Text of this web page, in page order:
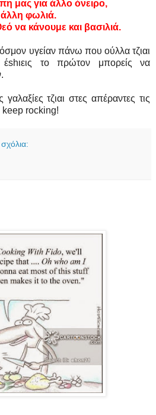
μας για άλλο όνειρο,
άλλη φωλιά.
να κάνουμε και βασιλιά.
υγείαν πάνω που ούλλα τζιαι
το πρώτον μπορείς να
τζιαι στες απέραντες τις
keep rocking!